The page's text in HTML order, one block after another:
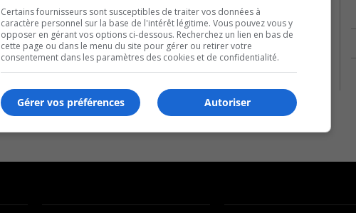
Certains fournisseurs sont susceptibles de traiter vos données à
caractère personnel sur la base de l'intérêt légitime. Vous pouvez vous y
opposer en gérant vos options ci-dessous. Recherchez un lien en bas de
cette page ou dans le menu du site pour gérer ou retirer votre
consentement dans les paramètres des cookies et de confidentialité.
Autoriser
Gérer vos préférences